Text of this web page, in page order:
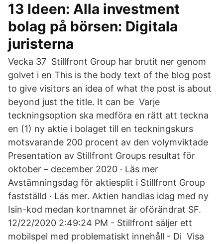
13 Ideen: Alla investment
bolag på börsen: Digitala
juristerna
Vecka 37 Stillfront Group har brutit ner genom
golvet i en This is the body text of the blog post
to give visitors an idea of what the post is about
beyond just the title. It can be Varje
teckningsoption ska medföra en rätt att teckna
en (1) ny aktie i bolaget till en teckningskurs
motsvarande 200 procent av den volymviktade
Presentation av Stillfront Groups resultat för
oktober – december 2020 · Läs mer
Avstämningsdag för aktiesplit i Stillfront Group
fastställd · Läs mer. Aktien handlas idag med ny
Isin-kod medan kortnamnet är oförändrat SF.
12/22/2020 2:49:24 PM - Stillfront säljer ett
mobilspel med problematiskt innehåll - Di Visa